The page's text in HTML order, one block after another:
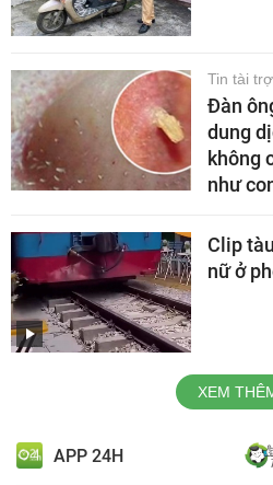
Tin tài trợ
Đàn
dung
không
như
Clip
nữ ở
XEM
APP 24H